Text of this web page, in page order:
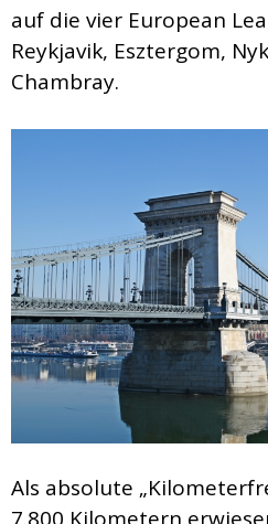
auf die vier European
Reykjavik, Esztergom,
Chambray.
Als absolute